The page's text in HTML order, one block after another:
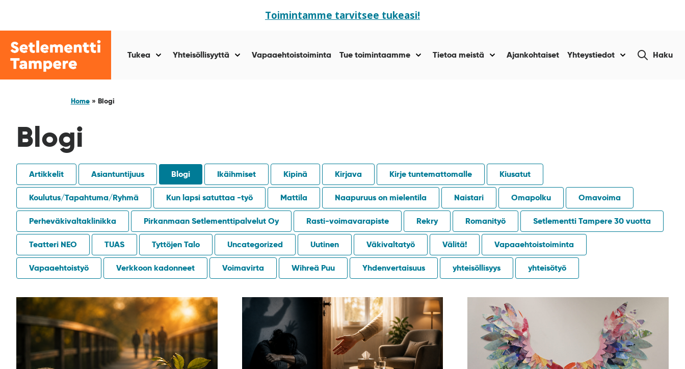
Toimintamme tarvitsee tukeasi!
Tampere
Tukea
Näytä
Yhteisöllisyyttä
Näytä
Vapaaehtoistoiminta Tue toimintaamme
Näytä
Tietoa meistä
Näytä
Ajankohtaiset Yhteystiedot
Näytä
Etsi
Haku
Home» Blogi
Blogi
Artikkelit Asiantuntijuus Blogi Ikäihmiset Kipinä Kirjava Kirje tuntemattomalle Kiusatut
Koulutus/Tapahtuma/Ryhmä Kun lapsi satuttaa -työ Mattila Naapuruus on mielentila Naistari Omapolku Omavoima
Perheväkivaltaklinikka Pirkanmaan Setlementtipalvelut Oy Rasti-voimavarapiste Rekry Romanityö Setlementti Tampere 30 vuotta
Teatteri NEO TUAS Tyttöjen Talo Uncategorized Uutinen Väkivaltatyö Välitä! Vapaaehtoistoiminta
Vapaaehtoistyö Verkkoon kadonneet Voimavirta Wihreä Puu Yhdenvertaisuus yhteisöllisyys yhteisötyö